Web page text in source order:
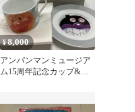
¥8,000
アンパンマンミュージア
ム15周年記念カップ&ソ